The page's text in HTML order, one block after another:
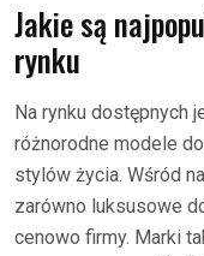
Jakie są
rynku
Na rynku dostępnych
różnorodne modele
stylów życia. Wśród
zarówno luksusowe
cenowo firmy. Marki